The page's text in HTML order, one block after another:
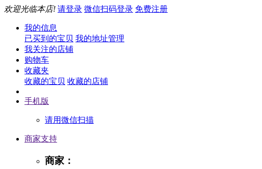
欢迎光临本店! 请登录 微信扫码登录 免费注册
我的信息
已买到的宝贝 我的地址管理
我关注的店铺
购物车
收藏夹
收藏的宝贝 收藏的店铺
手机版
请用微信扫描
商家支持
商家：